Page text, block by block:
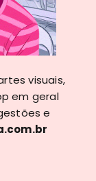
visuais,
em geral
e